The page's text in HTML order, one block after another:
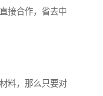
接合作，省去中
料，那么只要对